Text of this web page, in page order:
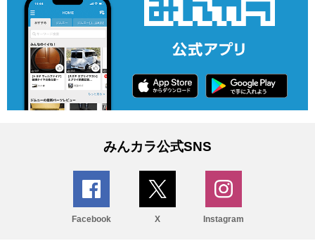
みんカラ公式SNS
Facebook X Instagram